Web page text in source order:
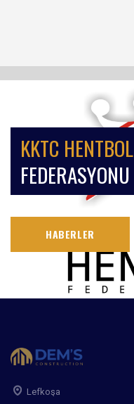
KKTC HENTBOL
FEDERASYONU
HABERLER
Lefkoşa